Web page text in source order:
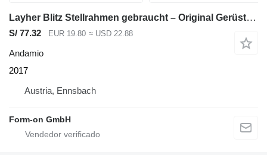
Layher Blitz Stellrahmen gebraucht – Original Gerüstrahmen für Fassaden
S/ 77.32 EUR 19.80 ≈ USD 22.88
Andamio
2017
Austria, Ennsbach
Form-on GmbH